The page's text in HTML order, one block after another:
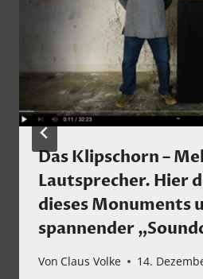
Das Klipschorn –
Lautsprecher. Hier
dieses Monuments
spannender
Von Claus Volke 14.